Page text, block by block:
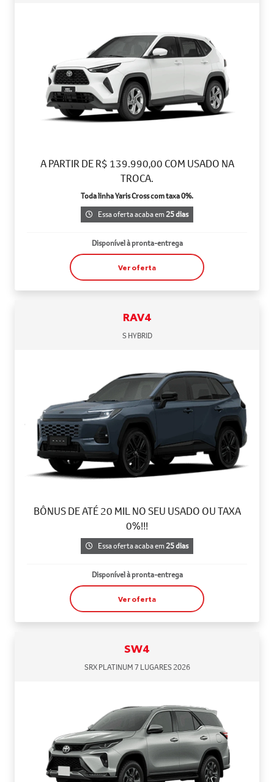
A PARTIR DE R$ 139.990,00 COM USADO NA
TROCA.
Toda linha Yaris Cross com taxa 0%.
Essa oferta acaba em25 dias
Disponível à pronta-entrega
Ver oferta
RAV4
S HYBRID
BÔNUS DE ATÉ 20 MIL NO SEU USADO OU TAXA
0%!!!
Essa oferta acaba em25 dias
Disponível à pronta-entrega
Ver oferta
SW4
SRX PLATINUM 7 LUGARES 2026